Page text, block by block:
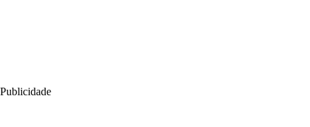
Publicidade